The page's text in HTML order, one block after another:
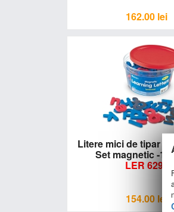
162.00 lei
Litere mici de tipar
Set magnetic -
LER 6297
154.00 lei